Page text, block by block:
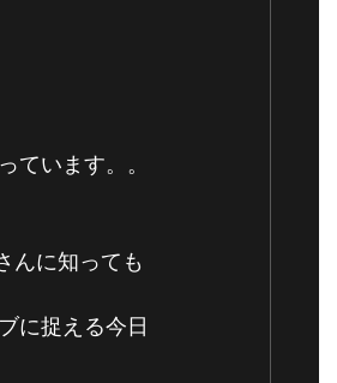
います。。
んに知っても
に捉える今日